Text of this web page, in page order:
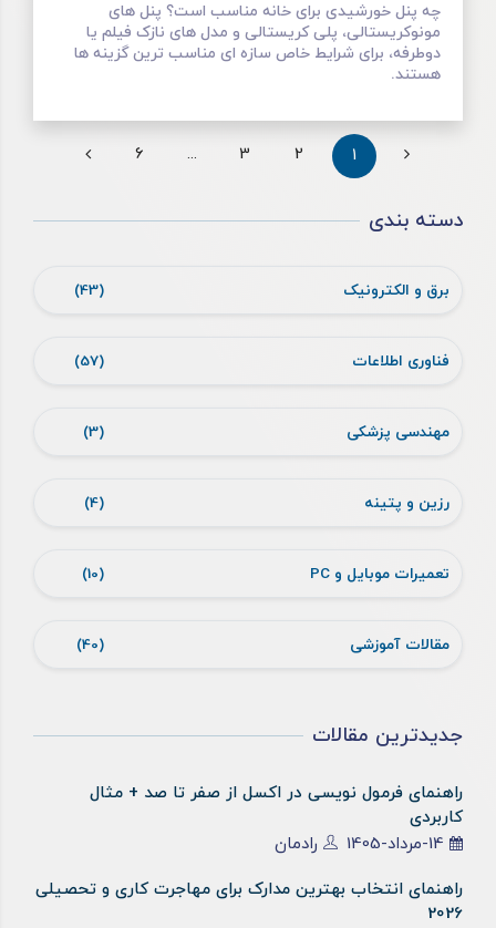
چه پنل خورشیدی برای خانه مناسب است؟ پنل های
مونوکریستالی، پلی کریستالی و مدل های نازک فیلم یا
دوطرفه، برای شرایط خاص سازه ای مناسب ترین گزینه ها
هستند.
1
2
3
...
6
دسته بندی
برق و الکترونیک (43)
فناوری اطلاعات (57)
مهندسی پزشکی (3)
رزین و پتینه (4)
تعمیرات موبایل و PC (10)
مقالات آموزشی (40)
جدیدترین مقالات
راهنمای فرمول نویسی در اکسل از صفر تا صد + مثال
کاربردی
14-مرداد-1405
رادمان
راهنمای انتخاب بهترین مدارک برای مهاجرت کاری و تحصیلی
2026